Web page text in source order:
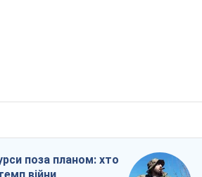
поза планом: хто